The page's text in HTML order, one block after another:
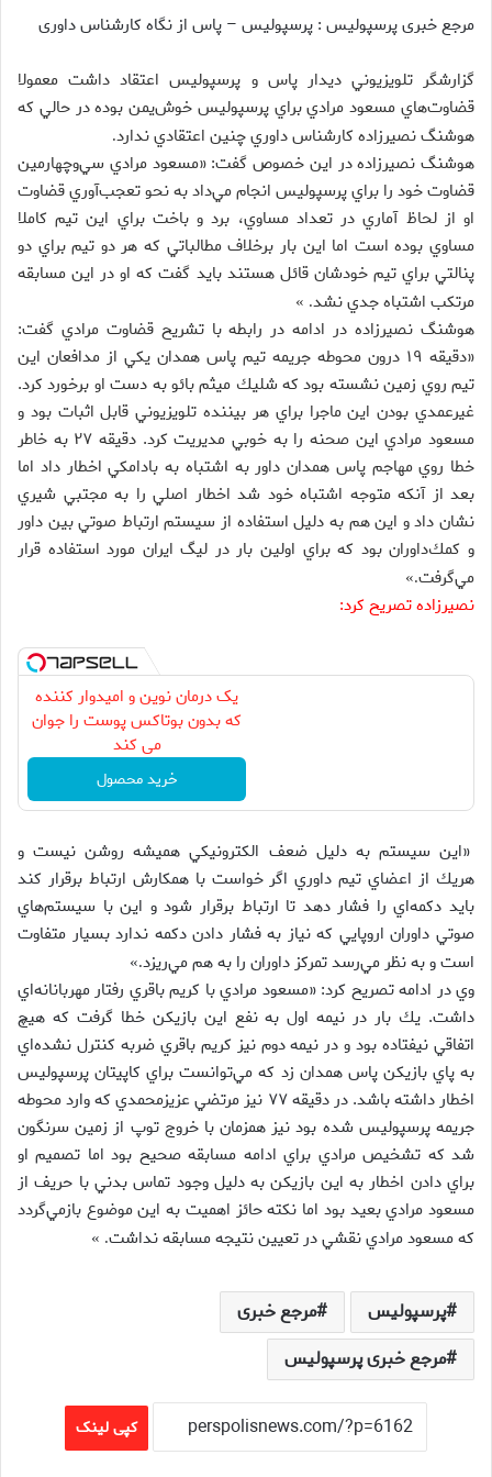
مرجع خبری پرسپولیس : پرسپولیس – پاس از نگاه کارشناس داوری
گزارشگر تلويزيوني ديدار پاس و پرسپوليس اعتقاد داشت معمولا
قضاوت‌هاي مسعود مرادي براي پرسپوليس خوش‌يمن بوده در حالي كه
هوشنگ نصيرزاده كارشناس داوري چنين اعتقادي ندارد.
هوشنگ نصيرزاده در اين خصوص گفت: «مسعود مرادي سي‌وچهارمين
قضاوت خود را براي پرسپوليس انجام مي‌داد به نحو تعجب‌آوري قضاوت
او از لحاظ آماري در تعداد مساوي، برد و باخت براي اين تيم كاملا
مساوي بوده است اما اين بار برخلاف مطالباتي كه هر دو تيم براي دو
پنالتي براي تيم خودشان قائل هستند بايد گفت كه او در اين مسابقه
مرتكب اشتباه جدي نشد. »
هوشنگ نصيرزاده در ادامه در رابطه با تشريح قضاوت مرادي گفت:
«دقيقه ۱۹ درون محوطه جريمه تيم پاس همدان يكي از مدافعان اين
تيم روي زمين نشسته بود كه شليك ميثم بائو به دست او برخورد كرد.
غيرعمدي بودن اين ماجرا براي هر بيننده تلويزيوني قابل اثبات بود و
مسعود مرادي اين صحنه را به خوبي مديريت كرد. دقيقه ۲۷ به خاطر
خطا روي مهاجم پاس همدان داور به اشتباه به بادامكي اخطار داد اما
بعد از آنكه متوجه اشتباه خود شد اخطار اصلي را به مجتبي شيري
نشان داد و اين هم به دليل استفاده از سيستم ارتباط صوتي بين داور
و كمك‌داوران بود كه براي اولين بار در ليگ ايران مورد استفاده قرار
مي‌گرفت.»
نصيرزاده تصريح كرد:
یک درمان نوین و امیدوار کننده
که بدون بوتاکس پوست را جوان
می کند
خرید محصول
«اين سيستم به دليل ضعف الكترونيكي هميشه روشن نيست و
هريك از اعضاي تيم داوري اگر خواست با همكارش ارتباط برقرار كند
بايد دكمه‌اي را فشار دهد تا ارتباط برقرار شود و اين با سيستم‌هاي
صوتي داوران اروپايي كه نياز به فشار دادن دكمه ندارد بسيار متفاوت
است و به نظر مي‌رسد تمركز داوران را به هم مي‌ريزد.»
وي در ادامه تصريح كرد: «مسعود مرادي با كريم باقري رفتار مهربانانه‌اي
داشت. يك بار در نيمه اول به نفع اين بازيكن خطا گرفت كه هيچ
اتفاقي نيفتاده بود و در نيمه دوم نيز كريم باقري ضربه كنترل نشده‌اي
به پاي بازيكن پاس همدان زد كه مي‌توانست براي كاپيتان پرسپوليس
اخطار داشته باشد. در دقيقه ۷۷ نيز مرتضي عزيزمحمدي كه وارد محوطه
جريمه پرسپوليس شده بود نيز همزمان با خروج توپ از زمين سرنگون
شد كه تشخيص مرادي براي ادامه مسابقه صحيح بود اما تصميم او
براي دادن اخطار به اين بازيكن به دليل وجود تماس بدني با حريف از
مسعود مرادي بعيد بود اما نكته حائز اهميت به اين موضوع بازمي‌گردد
كه مسعود مرادي نقشي در تعيين نتيجه مسابقه نداشت. »
پرسپولیس
مرجع خبری
مرجع خبری پرسپولیس
کپی لینک